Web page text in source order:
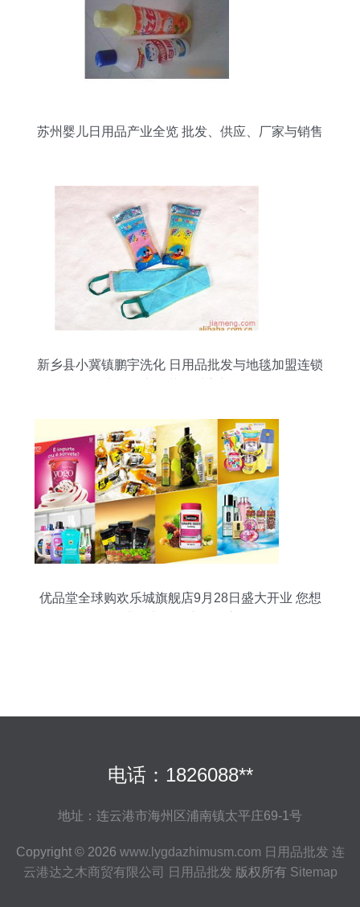
苏州婴儿日用品产业全览 批发、供应、厂家与销售
新乡县小冀镇鹏宇洗化 日用品批发与地毯加盟连锁
优品堂全球购欢乐城旗舰店9月28日盛大开业 您想
电话：1826088**
地址：连云港市海州区浦南镇太平庄69-1号
Copyright © 2026 www.lygdazhimusm.com 日用品批发 连
云港达之木商贸有限公司
日用品批发 版权所有 Sitemap